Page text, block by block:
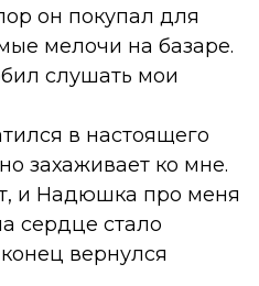
он покупал для
мелочи на базаре.
слушать мои
в настоящего
захаживает ко мне.
и Надюшка про меня
сердце стало
вернулся